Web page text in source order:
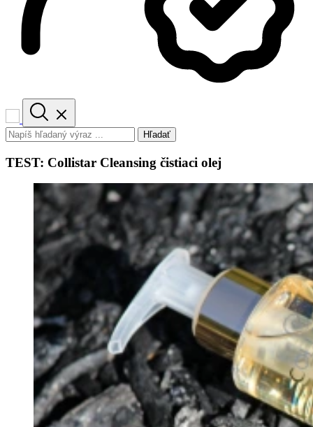
Hľadať
TEST: Collistar Cleansing čistiaci olej